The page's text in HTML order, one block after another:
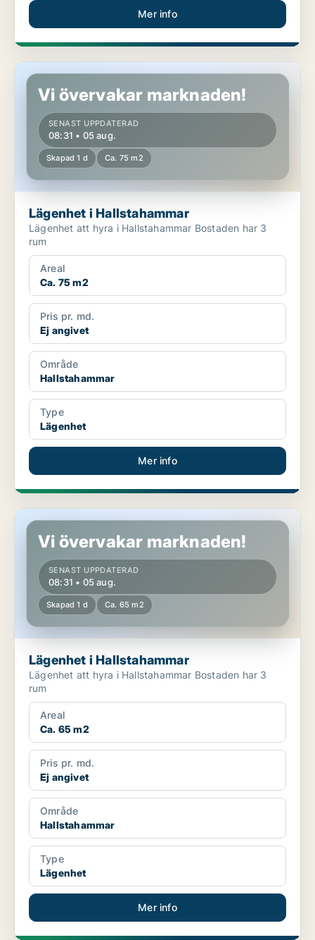
Mer info
Lägenhet i Hallstahammar
Vi övervakar marknaden!
SENAST UPPDATERAD
08:31 • 05 aug.
Skapad 1 d Ca. 75 m2
Lägenhet i Hallstahammar
Lägenhet att hyra i Hallstahammar Bostaden har 3
rum
Areal
Ca. 75 m2
Pris pr. md.
Ej angivet
Område
Hallstahammar
Type
Lägenhet
Mer info
Lägenhet i Hallstahammar
Vi övervakar marknaden!
SENAST UPPDATERAD
08:31 • 05 aug.
Skapad 1 d Ca. 65 m2
Lägenhet i Hallstahammar
Lägenhet att hyra i Hallstahammar Bostaden har 3
rum
Areal
Ca. 65 m2
Pris pr. md.
Ej angivet
Område
Hallstahammar
Type
Lägenhet
Mer info